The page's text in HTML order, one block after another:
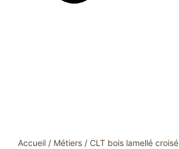
Accueil / Métiers / CLT bois lamellé croisé